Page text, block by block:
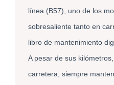
línea (B57), uno de los
sobresaliente tanto en
libro de mantenimiento
A pesar de sus
carretera, siempre